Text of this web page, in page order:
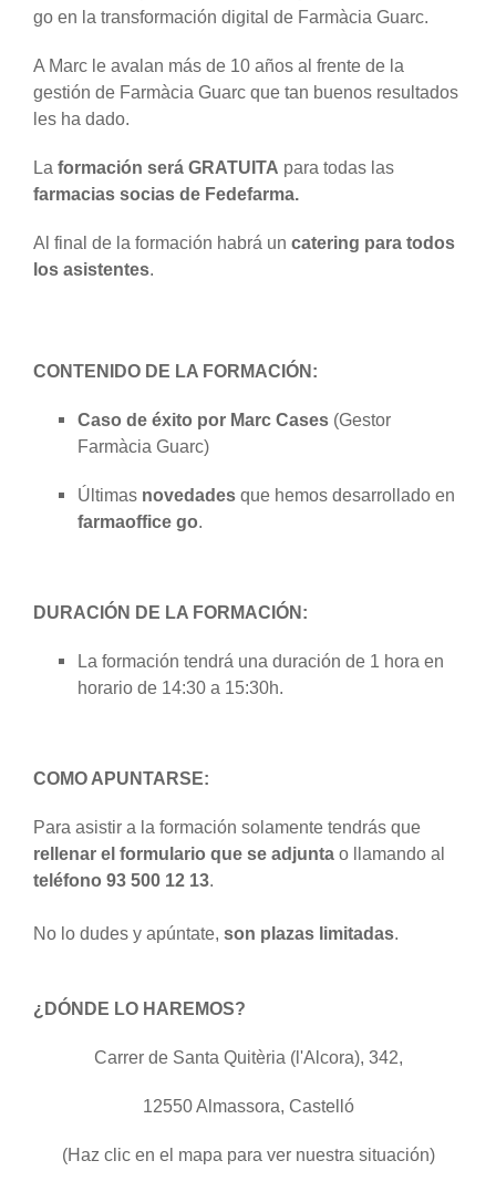
go en la transformación digital de Farmàcia Guarc.
A Marc le avalan más de 10 años al frente de la
gestión de Farmàcia Guarc que tan buenos resultados
les ha dado.
La formación será GRATUITA para todas las
farmacias socias de Fedefarma.
Al final de la formación habrá un catering para todos
los asistentes.
CONTENIDO DE LA FORMACIÓN:
Caso de éxito por Marc Cases (Gestor
Farmàcia Guarc)
Últimas novedades que hemos desarrollado en
farmaoffice go.
DURACIÓN DE LA FORMACIÓN:
La formación tendrá una duración de 1 hora en
horario de 14:30 a 15:30h.
COMO APUNTARSE:
Para asistir a la formación solamente tendrás que
rellenar el formulario que se adjunta o llamando al
teléfono 93 500 12 13.
No lo dudes y apúntate, son plazas limitadas.
¿DÓNDE LO HAREMOS?
Carrer de Santa Quitèria (l'Alcora), 342,
12550 Almassora, Castelló
(Haz clic en el mapa para ver nuestra situación)